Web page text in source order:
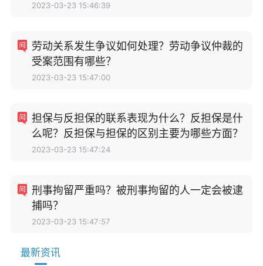
2023-03-23 15:46:39
劳动关系发生争议如何处理？劳动争议仲裁的
受案范围有哪些？
2023-03-23 15:47:00
担保与反担保的联系表现为什么？反担保是什
么呢？反担保与担保的区别主要为哪些方面？
2023-03-23 15:47:24
刑事拘留严重吗？被刑事拘留的人一定会被逮
捕吗？
2023-03-23 15:47:57
最新资讯